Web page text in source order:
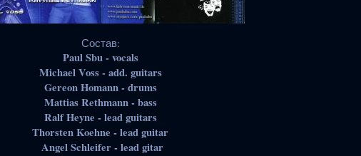
Состав:
Paul Sbu - vocals
Michael Voss - add. guitars
Gereon Homann - drums
Mattias Rethmann - bass
Ralf Heyne - lead guitars
Thorsten Koehne - lead guitar
Angel Schleifer - lead gitar